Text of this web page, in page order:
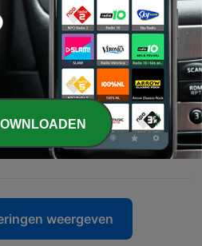
In deze aflevering bespreken de presentatoren de toenemende fragmentatie van de Nederlandse samenleving naar een 'tribale' structuur en de impact van politieke polarisatie. De discussie behandelt onder meer de uitdagingen rondom handhaving in Amsterdam, de radicalisering in conflictgebieden en de invloed van een activistische journalistiek op de berichtgeving over Gaza. Daarnaast wordt de aandacht gevestigd op de opvangcrisis in Nederland en de invloed van de hoogopgeleide elite op het nationale beleid. De aflevering sluit af met een analyse van de politieke verschuivingen in Nederland en Europa, waarbij de spreker de mislukking van het politieke project rondom het kabinet-Schoof voor laagopgeleiden bespreekt.
zielloze staat van het
Wierd Falk en Roel Bentout analyseren de relatie tussen voetbal en nationale identiteit, waarbij ze de huidige staat van het Nederlandse voetbal vergelijken met landen als Duitsland en Frankrijk. Ze bespreken hoe het verlies van een collectief gevoel in de sport een reflectie is van bredere maatschappelijke veranderingen en de spanningen rondom identiteit in teams als Marokko en Frankrijk. Daarnaast verschuift het gesprek naar politieke en maatschappelijke kwesties, van het debat over remigratie en de herdenking van de slavernij tot de woningnood en het stikstofdebat in Nederland. Tot slot wordt de impact van de oorlog in Oekraïne op de Russische infrastructuur en de mogelijke escalatie van het conflict besproken.
dan Poetin en de oorlog'
In deze aflevering ontmoet de host William Immink, een voormalig correspondent die in de regio Moskou woont. Hij deelt zijn persoonlijke geschiedenis, van zijn jeugd in Kazachstan tot zijn ontwikkeling als 'abrusiel' in Rusland. Het gesprek biedt een diepgaande blik op de Russische identiteit, de impact van de geschiedenis op de huidige oorlog in Oekraïne en de culturele overeenkomsten tussen beide landen. Verder bespreken de sprekers de economische realiteit in Rusland, de rol van religie en de politieke verhoudingen tussen de orthodoxe kerk en de islam als verzet tegen westerse waarden. Immink reflecteert op de schoonheid van de Russische natuur, de complexiteit van politieke opvolging en de sociale gevolgen van het bezoeken van Rusland tijdens het huidige conflict.
weergeven